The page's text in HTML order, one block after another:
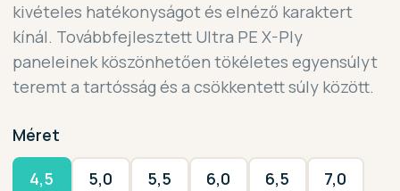
kivételes hatékonyságot és elnéző karaktert
kínál. Továbbfejlesztett Ultra PE X-Ply
paneleinek köszönhetően tökéletes egyensúlyt
teremt a tartósság és a csökkentett súly között.
Méret
4,5 5,0 5,5 6,0 6,5 7,0